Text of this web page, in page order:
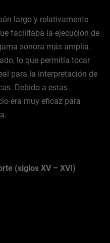
largo y relativamente
facilitaba la ejecución de
sonora más amplia.
lo que permitía tocar
para la interpretación de
Debido a estas
era muy eficaz para
(siglos XV – XVI)